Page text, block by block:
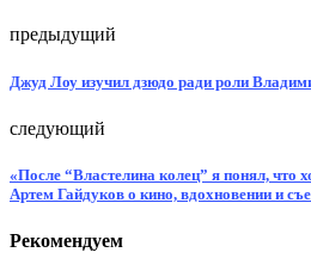
предыдущий
Джуд Лоу изучил дзюдо ради роли
следующий
«После “Властелина колец” я понял, что
Артем Гайдуков о кино, вдохновении и
Рекомендуем